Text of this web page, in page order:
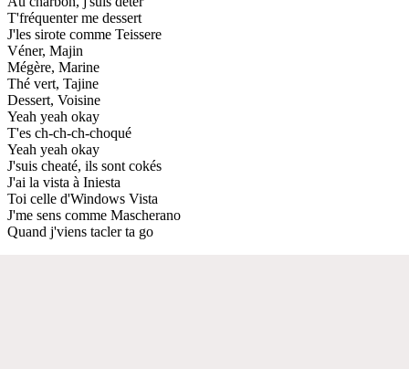
T'fréquenter me dessert
J'les sirote comme Teissere
Véner, Majin
Mégère, Marine
Thé vert, Tajine
Dessert, Voisine
Yeah yeah okay
T'es ch-ch-ch-choqué
Yeah yeah okay
J'suis cheaté, ils sont cokés
J'ai la vista à Iniesta
Toi celle d'Windows Vista
J'me sens comme Mascherano
Quand j'viens tacler ta go